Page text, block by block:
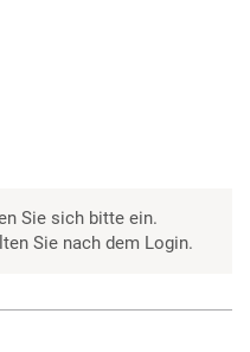
Sie sich bitte ein.
Sie nach dem Login.